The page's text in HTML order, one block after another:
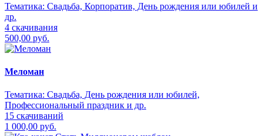
Тематика: Свадьба, Корпоратив, День рождения или юбилей и
др.
4 скачивания
500,00 руб.
Меломан
Тематика: Свадьба, День рождения или юбилей,
Профессиональный праздник и др.
15 скачиваний
1 000,00 руб.